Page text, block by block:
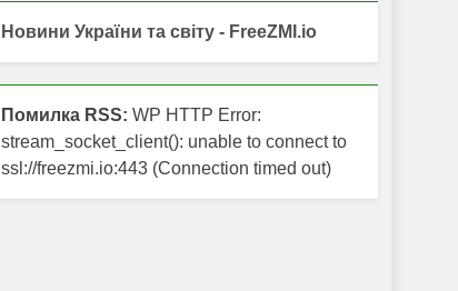
Новини України та світу - FreeZMI.io
Помилка RSS: WP HTTP Error:
stream_socket_client(): unable to connect to
ssl://freezmi.io:443 (Connection timed out)